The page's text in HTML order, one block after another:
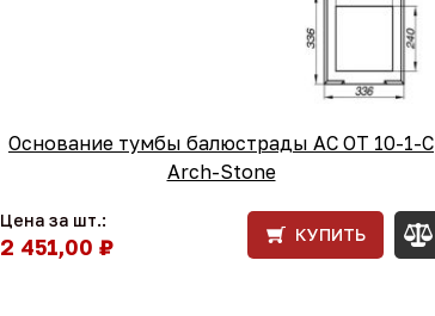
Основание тумбы балюстрады АС ОТ 10-1-С
Arch-Stone
Цена за шт.:
2 451,00 ₽ КУПИТЬ